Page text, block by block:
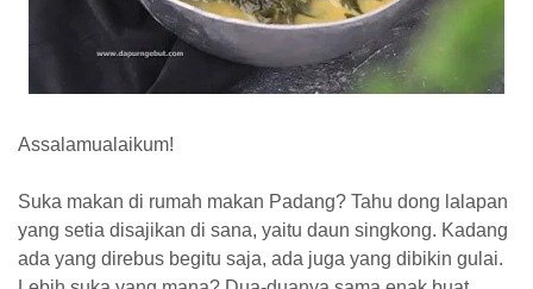
Assalamualaikum!
Suka makan di rumah makan Padang? Tahu dong lalapan
yang setia disajikan di sana, yaitu daun singkong. Kadang
ada yang direbus begitu saja, ada juga yang dibikin gulai.